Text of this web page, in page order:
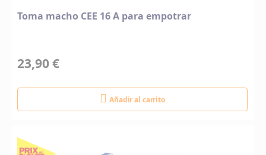
Toma macho CEE 16 A para empotrar
23,90 €
Añadir al carrito